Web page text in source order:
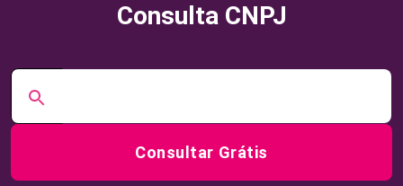
Consulta CNPJ
Consultar Grátis